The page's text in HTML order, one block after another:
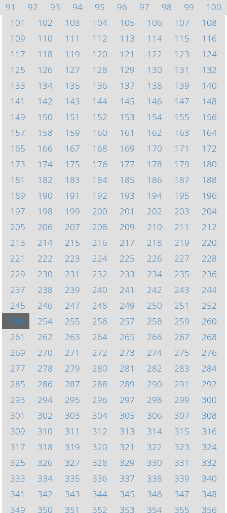
91
92 93 94 95 96 97 98 99
100
101
102 103 104 105 106 107
108
109
110 111 112 113 114 115
116
117
118 119 120 121 122 123
124
125
126 127 128 129 130 131
132
133
134 135 136 137 138 139
140
141
142 143 144 145 146 147
148
149
150 151 152 153 154 155
156
157
158 159 160 161 162 163
164
165
166 167 168 169 170 171
172
173
174 175 176 177 178 179
180
181
182 183 184 185 186 187
188
189
190 191 192 193 194 195
196
197
198 199 200 201 202 203
204
205
206 207 208 209 210 211
212
213
214 215 216 217 218 219
220
221
222 223 224 225 226 227
228
229
230 231 232 233 234 235
236
237
238 239 240 241 242 243
244
245
246 247 248 249 250 251
252
253
254 255 256 257 258 259
260
261
262 263 264 265 266 267
268
269
270 271 272 273 274 275
276
277
278 279 280 281 282 283
284
285
286 287 288 289 290 291
292
293
294 295 296 297 298 299
300
301
302 303 304 305 306 307
308
309
310 311 312 313 314 315
316
317
318 319 320 321 322 323
324
325
326 327 328 329 330 331
332
333
334 335 336 337 338 339
340
341
342 343 344 345 346 347
348
349
350 351 352 353 354 355 356